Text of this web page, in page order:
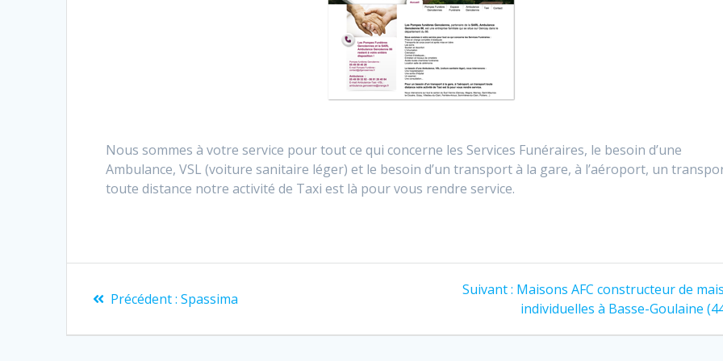
Nous sommes à votre service pour tout ce qui concerne les Services Funéraires, le besoin d’une
Ambulance, VSL (voiture sanitaire léger) et le besoin d’un transport à la gare, à l’aéroport, un
toute distance notre activité de Taxi est là pour vous rendre service.
Précédent : Spassima
Suivant : Maisons AFC constructeur de
individuelles à Basse-Goulaine